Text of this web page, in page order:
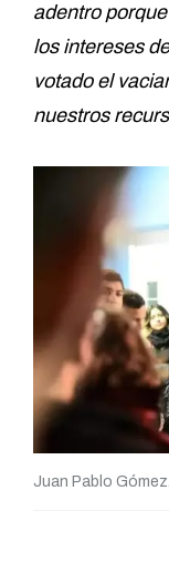
adentro
los intereses
votado el
nuestros
Juan Pablo Gómez.